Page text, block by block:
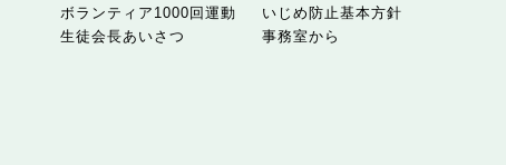
ボランティア1000回運動
生徒会長あいさつ
いじめ防止基本方針
事務室から